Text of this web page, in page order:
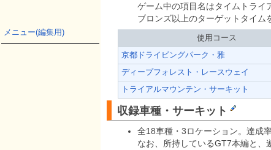
メニュー(編集用)
ゲーム中の項目名はタイムトライ
ブロンズ以上のターゲットタイム
使用コース
京都ドライビングパーク・雅
ディープフォレスト・レースウェイ
トライアルマウンテン・サーキット
収録車種・サーキット
全18車種・3ロケーション。達成
なお、所持しているGT7本編と、